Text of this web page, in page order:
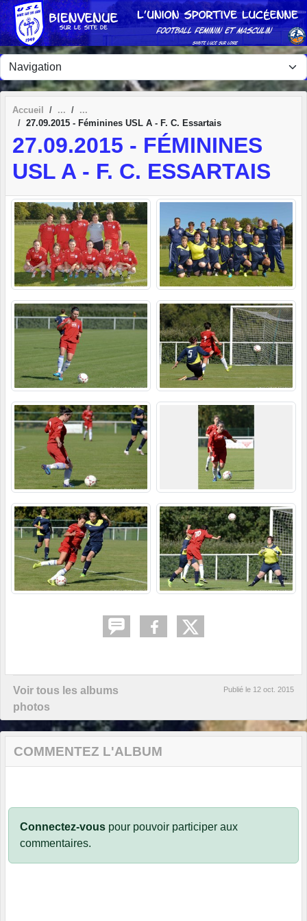
Accueil
27.09.2015 - Féminines USL A - F. C. Essartais
27.09.2015 - FÉMININES
USL A - F. C. ESSARTAIS
Voir tous les albums
photos
Publié le 12 oct. 2015
COMMENTEZ L'ALBUM
Connectez-vous pour pouvoir participer aux
commentaires.
Panneau de gestion des cookies